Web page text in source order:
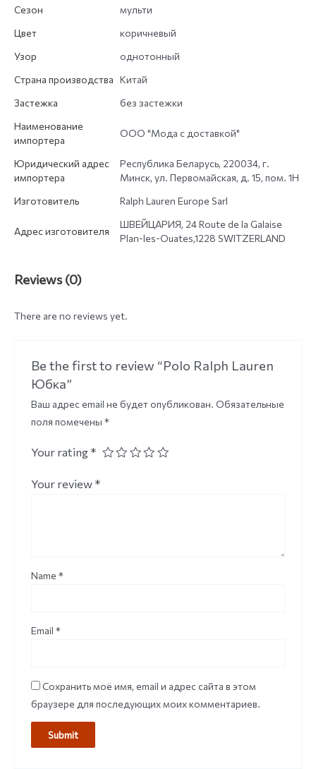
Сезон
мульти
Цвет
коричневый
Узор
однотонный
Страна производства Китай
Застежка
без застежки
Наименование
импортера
ООО "Мода с доставкой"
Юридический адрес
импортера
Республика Беларусь, 220034, г.
Минск, ул. Первомайская, д. 15, пом. 1Н
Изготовитель
Ralph Lauren Europe Sarl
Адрес изготовителя
ШВЕЙЦАРИЯ, 24 Route de la Galaise
Plan-les-Ouates,1228 SWITZERLAND
Reviews (0)
There are no reviews yet.
Be the first to review “Polo Ralph Lauren
Юбка”
Ваш адрес email не будет опубликован. Обязательные
поля помечены *
Your rating *
Your review *
Name *
Email *
Сохранить моё имя, email и адрес сайта в этом
браузере для последующих моих комментариев.